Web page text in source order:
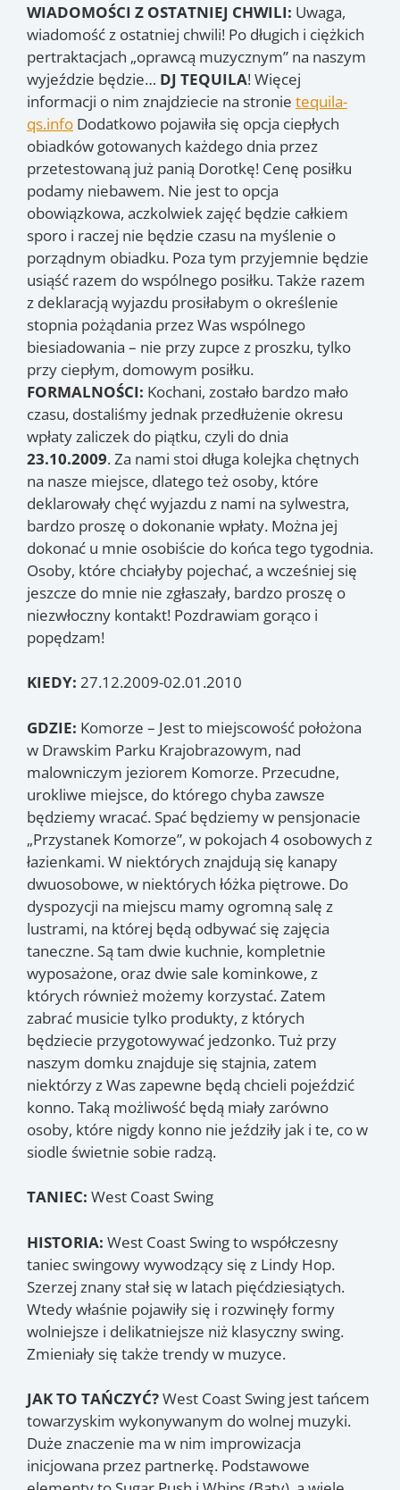
WIADOMOŚCI Z OSTATNIEJ CHWILI: Uwaga,
wiadomość z ostatniej chwili! Po długich i ciężkich
pertraktacjach „oprawcą muzycznym” na naszym
wyjeździe będzie… DJ TEQUILA! Więcej
informacji o nim znajdziecie na stronie tequila-
qs.info Dodatkowo pojawiła się opcja ciepłych
obiadków gotowanych każdego dnia przez
przetestowaną już panią Dorotkę! Cenę posiłku
podamy niebawem. Nie jest to opcja
obowiązkowa, aczkolwiek zajęć będzie całkiem
sporo i raczej nie będzie czasu na myślenie o
porządnym obiadku. Poza tym przyjemnie będzie
usiąść razem do wspólnego posiłku. Także razem
z deklaracją wyjazdu prosiłabym o określenie
stopnia pożądania przez Was wspólnego
biesiadowania – nie przy zupce z proszku, tylko
przy ciepłym, domowym posiłku.
FORMALNOŚCI: Kochani, zostało bardzo mało
czasu, dostaliśmy jednak przedłużenie okresu
wpłaty zaliczek do piątku, czyli do dnia
23.10.2009. Za nami stoi długa kolejka chętnych
na nasze miejsce, dlatego też osoby, które
deklarowały chęć wyjazdu z nami na sylwestra,
bardzo proszę o dokonanie wpłaty. Można jej
dokonać u mnie osobiście do końca tego tygodnia.
Osoby, które chciałyby pojechać, a wcześniej się
jeszcze do mnie nie zgłaszały, bardzo proszę o
niezwłoczny kontakt! Pozdrawiam gorąco i
popędzam!
KIEDY: 27.12.2009-02.01.2010
GDZIE: Komorze – Jest to miejscowość położona
w Drawskim Parku Krajobrazowym, nad
malowniczym jeziorem Komorze. Przecudne,
urokliwe miejsce, do którego chyba zawsze
będziemy wracać. Spać będziemy w pensjonacie
„Przystanek Komorze”, w pokojach 4 osobowych z
łazienkami. W niektórych znajdują się kanapy
dwuosobowe, w niektórych łóżka piętrowe. Do
dyspozycji na miejscu mamy ogromną salę z
lustrami, na której będą odbywać się zajęcia
taneczne. Są tam dwie kuchnie, kompletnie
wyposażone, oraz dwie sale kominkowe, z
których również możemy korzystać. Zatem
zabrać musicie tylko produkty, z których
będziecie przygotowywać jedzonko. Tuż przy
naszym domku znajduje się stajnia, zatem
niektórzy z Was zapewne będą chcieli pojeździć
konno. Taką możliwość będą miały zarówno
osoby, które nigdy konno nie jeździły jak i te, co w
siodle świetnie sobie radzą.
TANIEC: West Coast Swing
HISTORIA: West Coast Swing to współczesny
taniec swingowy wywodzący się z Lindy Hop.
Szerzej znany stał się w latach pięćdziesiątych.
Wtedy właśnie pojawiły się i rozwinęły formy
wolniejsze i delikatniejsze niż klasyczny swing.
Zmieniały się także trendy w muzyce.
JAK TO TAŃCZYĆ?West Coast Swing jest tańcem
towarzyskim wykonywanym do wolnej muzyki.
Duże znaczenie ma w nim improwizacja
inicjowana przez partnerkę. Podstawowe